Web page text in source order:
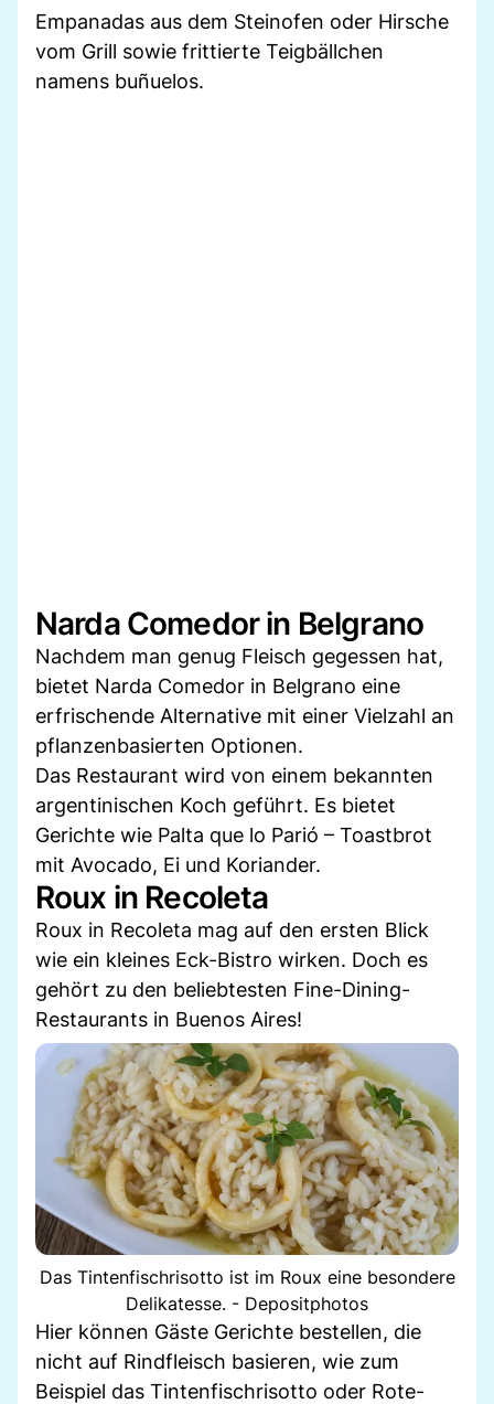
Empanadas aus dem Steinofen oder Hirsche
vom Grill sowie frittierte Teigbällchen
namens buñuelos.
Narda Comedor in Belgrano
Nachdem man genug Fleisch gegessen hat,
bietet Narda Comedor in Belgrano eine
erfrischende Alternative mit einer Vielzahl an
pflanzenbasierten Optionen.
Das Restaurant wird von einem bekannten
argentinischen Koch geführt. Es bietet
Gerichte wie Palta que lo Parió – Toastbrot
mit Avocado, Ei und Koriander.
Roux in Recoleta
Roux in Recoleta mag auf den ersten Blick
wie ein kleines Eck-Bistro wirken. Doch es
gehört zu den beliebtesten Fine-Dining-
Restaurants in Buenos Aires!
Das Tintenfischrisotto ist im Roux eine besondere
Delikatesse. - Depositphotos
Hier können Gäste Gerichte bestellen, die
nicht auf Rindfleisch basieren, wie zum
Beispiel das Tintenfischrisotto oder Rote-